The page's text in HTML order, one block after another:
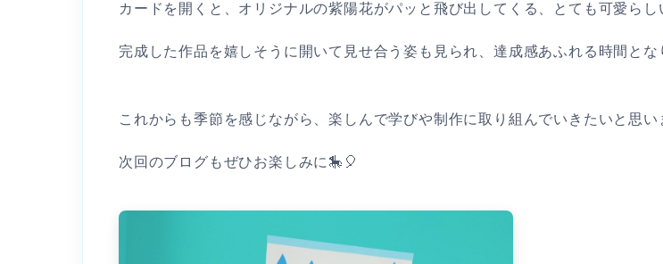
カードを開くと、オリジナルの紫陽花がパッと飛び出してくる、とても可愛ら
完成した作品を嬉しそうに開いて見せ合う姿も見られ、達成感あふれる時間とな
これからも季節を感じながら、楽しんで学びや制作に取り組んでいきたいと思い
次回のブログもぜひお楽しみに🎠🎈